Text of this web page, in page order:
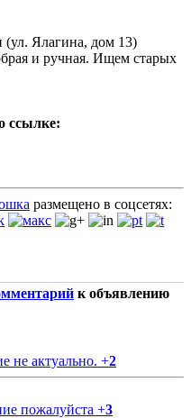
(ул. Ялагина, дом 13)
и ручная. Ищем старых
ссылке:
размещено в соцсетях:
к объявлению
не актуально. +2
пожалуйста +3